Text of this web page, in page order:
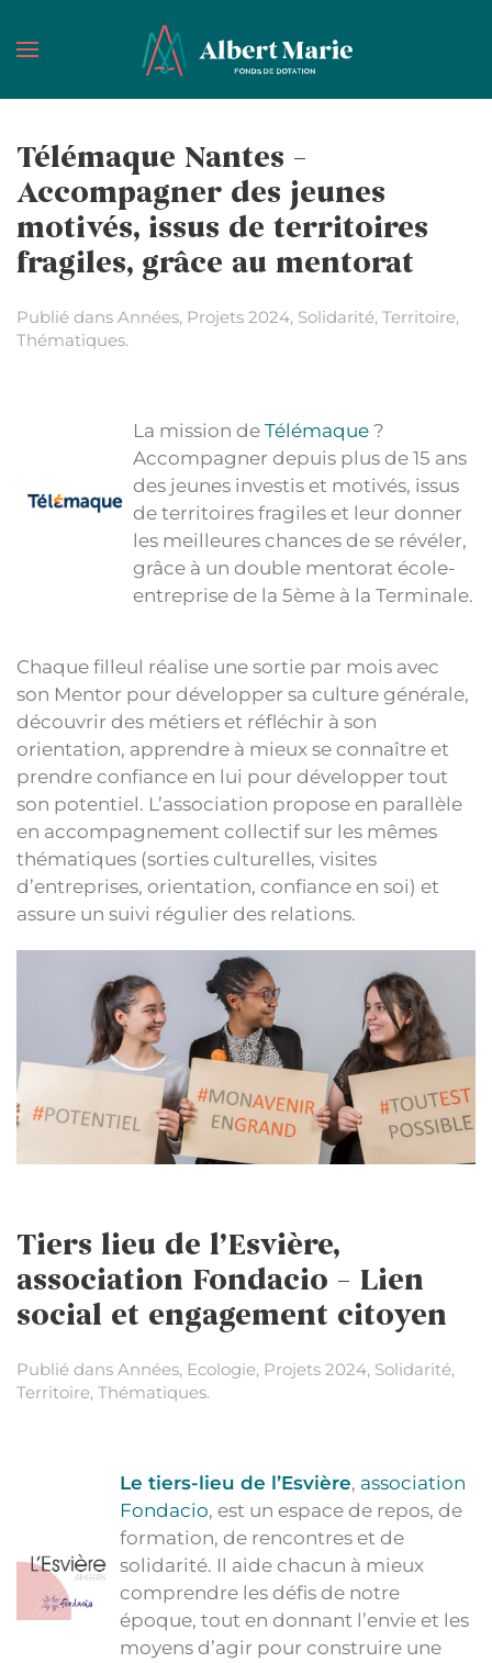
Passer au contenu principal
Télémaque Nantes –
Accompagner des jeunes
motivés, issus de territoires
fragiles, grâce au mentorat
Publié dans Années, Projets 2024, Solidarité, Territoire,
Thématiques.
La mission de Télémaque?
Accompagner depuis plus de 15 ans
des jeunes investis et motivés, issus
de territoires fragiles et leur donner
les meilleures chances de se révéler,
grâce à un double mentorat école-
entreprise de la 5ème à la Terminale.
Chaque filleul réalise une sortie par mois avec
son Mentor pour développer sa culture générale,
découvrir des métiers et réfléchir à son
orientation, apprendre à mieux se connaître et
prendre confiance en lui pour développer tout
son potentiel. L’association propose en parallèle
en accompagnement collectif sur les mêmes
thématiques (sorties culturelles, visites
d’entreprises, orientation, confiance en soi) et
assure un suivi régulier des relations.
Tiers lieu de l’Esvière,
association Fondacio – Lien
social et engagement citoyen
Publié dans Années, Ecologie, Projets 2024, Solidarité,
Territoire, Thématiques.
Le tiers-lieu de l’Esvière, association
Fondacio, est un espace de repos, de
formation, de rencontres et de
solidarité. Il aide chacun à mieux
comprendre les défis de notre
époque, tout en donnant l’envie et les
moyens d’agir pour construire une